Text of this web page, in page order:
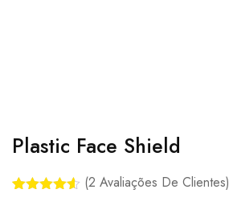
Plastic Face Shield
(2 Avaliações De Clientes)